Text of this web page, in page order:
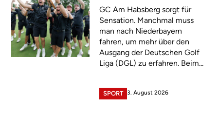
GC Am Habsberg sorgt für
Sensation. Manchmal muss
man nach Niederbayern
fahren, um mehr über den
Ausgang der Deutschen Golf
Liga (DGL) zu erfahren. Beim...
SPORT 3. August 2026